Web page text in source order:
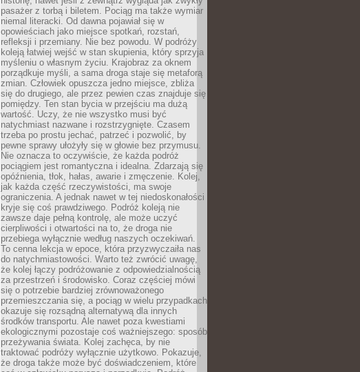
pasażer z torbą i biletem. Pociąg ma także wymiar
niemal literacki. Od dawna pojawiał się w
opowieściach jako miejsce spotkań, rozstań,
refleksji i przemiany. Nie bez powodu. W podróży
koleją łatwiej wejść w stan skupienia, który sprzyja
myśleniu o własnym życiu. Krajobraz za oknem
porządkuje myśli, a sama droga staje się metaforą
zmian. Człowiek opuszcza jedno miejsce, zbliża
się do drugiego, ale przez pewien czas znajduje się
pomiędzy. Ten stan bycia w przejściu ma dużą
wartość. Uczy, że nie wszystko musi być
natychmiast nazwane i rozstrzygnięte. Czasem
trzeba po prostu jechać, patrzeć i pozwolić, by
pewne sprawy ułożyły się w głowie bez przymusu.
Nie oznacza to oczywiście, że każda podróż
pociągiem jest romantyczna i idealna. Zdarzają się
opóźnienia, tłok, hałas, awarie i zmęczenie. Kolej,
jak każda część rzeczywistości, ma swoje
ograniczenia. A jednak nawet w tej niedoskonałości
kryje się coś prawdziwego. Podróż koleją nie
zawsze daje pełną kontrolę, ale może uczyć
cierpliwości i otwartości na to, że droga nie
przebiega wyłącznie według naszych oczekiwań.
To cenna lekcja w epoce, która przyzwyczaiła nas
do natychmiastowości. Warto też zwrócić uwagę,
że kolej łączy podróżowanie z odpowiedzialnością
za przestrzeń i środowisko. Coraz częściej mówi
się o potrzebie bardziej zrównoważonego
przemieszczania się, a pociąg w wielu przypadkach
okazuje się rozsądną alternatywą dla innych
środków transportu. Ale nawet poza kwestiami
ekologicznymi pozostaje coś ważniejszego: sposób
przeżywania świata. Kolej zachęca, by nie
traktować podróży wyłącznie użytkowo. Pokazuje,
że droga także może być doświadczeniem, które